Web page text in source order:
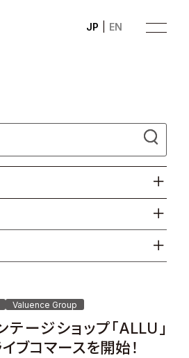
EN
JP
Valuence Group
テージショップ「ALLU」
ブコマースを開始！